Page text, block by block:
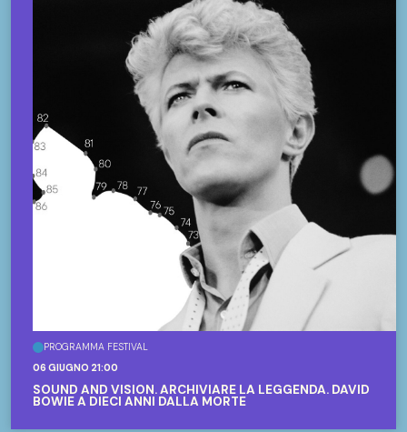
PROGRAMMA FESTIVAL
06 GIUGNO 21:00
SOUND AND VISION. ARCHIVIARE LA LEGGENDA. DAVID
BOWIE A DIECI ANNI DALLA MORTE